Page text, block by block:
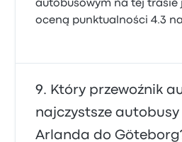
autobusowym na tej trasie
oceną punktualności 4.3
Który przewoźnik
najczystsze
Arlanda do